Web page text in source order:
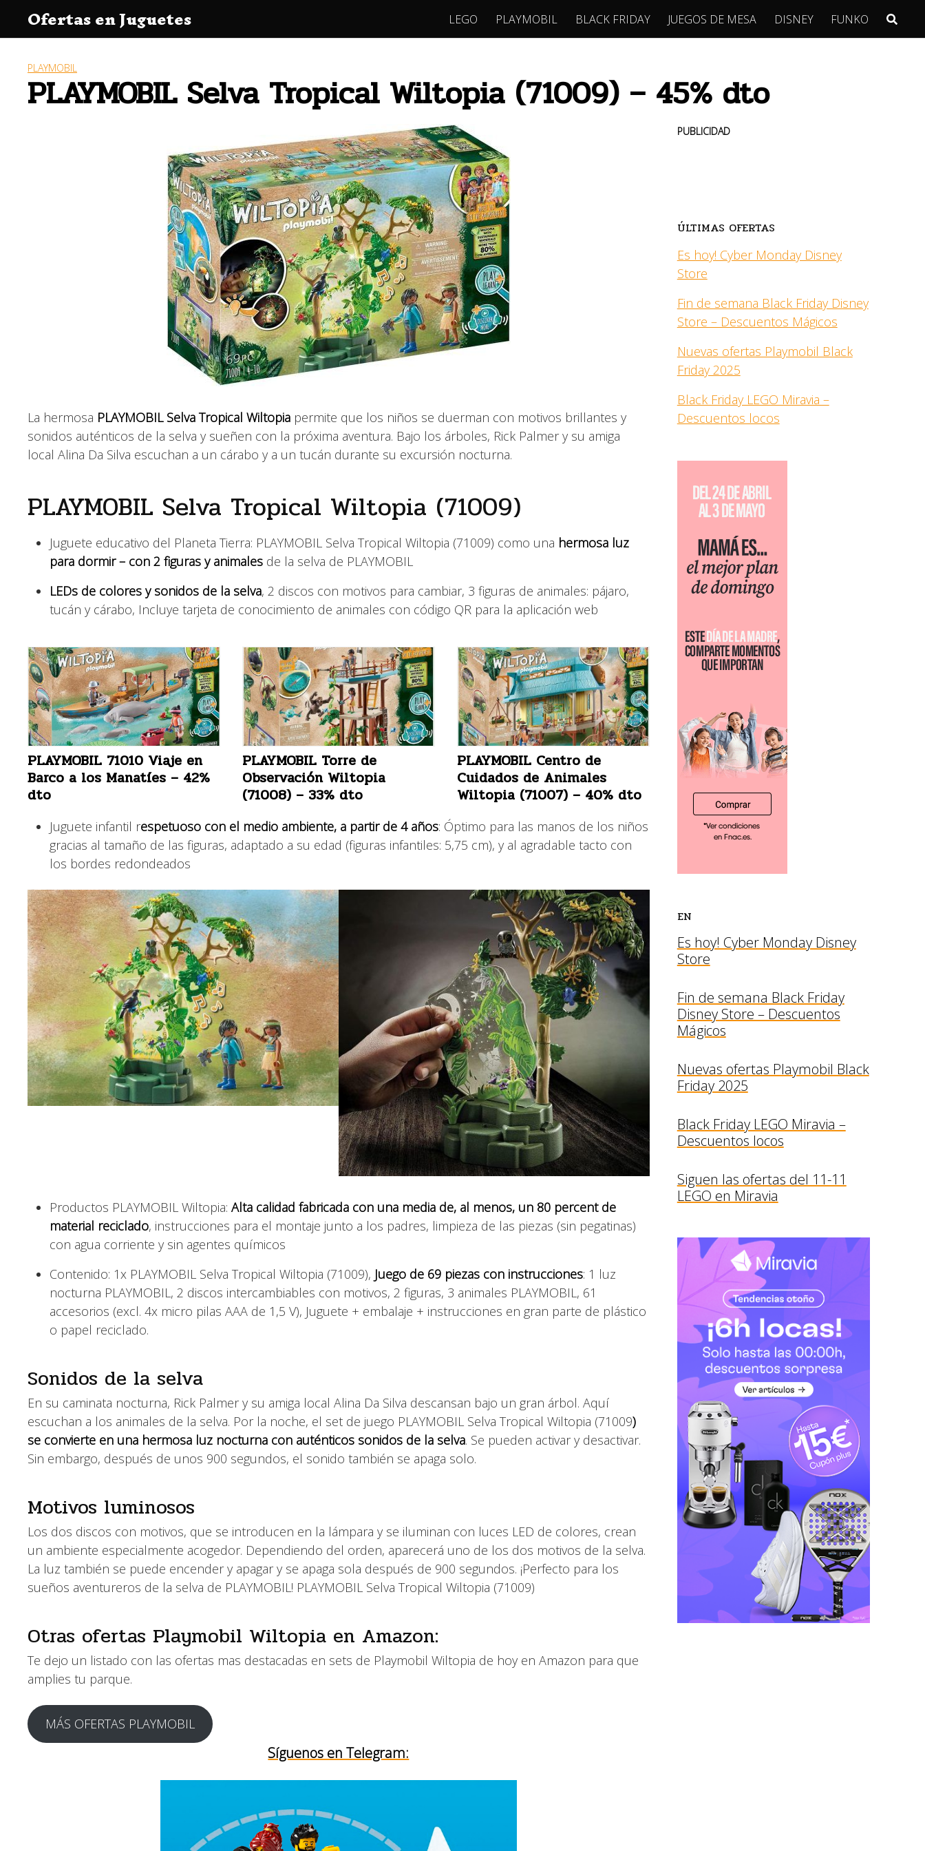
contenido
Ofertas en Juguetes LEGO PLAYMOBIL BLACK FRIDAY JUEGOS DE MESA DISNEY FUNKO
PLAYMOBIL
PLAYMOBIL Selva Tropical Wiltopia (71009) – 45% dto
La hermosa PLAYMOBIL Selva Tropical Wiltopia permite que los niños se duerman con motivos brillantes y
sonidos auténticos de la selva y sueñen con la próxima aventura. Bajo los árboles, Rick Palmer y su amiga
local Alina Da Silva escuchan a un cárabo y a un tucán durante su excursión nocturna.
PLAYMOBIL Selva Tropical Wiltopia (71009)
Juguete educativo del Planeta Tierra: PLAYMOBIL Selva Tropical Wiltopia (71009) como una hermosa luz
para dormir – con 2 figuras y animales de la selva de PLAYMOBIL
LEDs de colores y sonidos de la selva, 2 discos con motivos para cambiar, 3 figuras de animales: pájaro,
tucán y cárabo, Incluye tarjeta de conocimiento de animales con código QR para la aplicación web
PLAYMOBIL 71010 Viaje en
Barco a los Manatíes – 42%
dto
PLAYMOBIL Torre de
Observación Wiltopia
(71008) – 33% dto
PLAYMOBIL Centro de
Cuidados de Animales
Wiltopia (71007) – 40% dto
Juguete infantil respetuoso con el medio ambiente, a partir de 4 años: Óptimo para las manos de los niños
gracias al tamaño de las figuras, adaptado a su edad (figuras infantiles: 5,75 cm), y al agradable tacto con
los bordes redondeados
Productos PLAYMOBIL Wiltopia: Alta calidad fabricada con una media de, al menos, un 80 percent de
material reciclado, instrucciones para el montaje junto a los padres, limpieza de las piezas (sin pegatinas)
con agua corriente y sin agentes químicos
Contenido: 1x PLAYMOBIL Selva Tropical Wiltopia (71009), Juego de 69 piezas con instrucciones: 1 luz
nocturna PLAYMOBIL, 2 discos intercambiables con motivos, 2 figuras, 3 animales PLAYMOBIL, 61
accesorios (excl. 4x micro pilas AAA de 1,5 V), Juguete + embalaje + instrucciones en gran parte de plástico
o papel reciclado.
Sonidos de la selva
En su caminata nocturna, Rick Palmer y su amiga local Alina Da Silva descansan bajo un gran árbol. Aquí
escuchan a los animales de la selva. Por la noche, el set de juego PLAYMOBIL Selva Tropical Wiltopia (71009)
se convierte en una hermosa luz nocturna con auténticos sonidos de la selva. Se pueden activar y desactivar.
Sin embargo, después de unos 900 segundos, el sonido también se apaga solo.
Motivos luminosos
Los dos discos con motivos, que se introducen en la lámpara y se iluminan con luces LED de colores, crean
un ambiente especialmente acogedor. Dependiendo del orden, aparecerá uno de los dos motivos de la selva.
La luz también se puede encender y apagar y se apaga sola después de 900 segundos. ¡Perfecto para los
sueños aventureros de la selva de PLAYMOBIL! PLAYMOBIL Selva Tropical Wiltopia (71009)
Otras ofertas Playmobil Wiltopia en Amazon:
Te dejo un listado con las ofertas mas destacadas en sets de Playmobil Wiltopia de hoy en Amazon para que
amplies tu parque.
MÁS OFERTAS PLAYMOBIL
Síguenos en Telegram:
PUBLICIDAD
ÚLTIMAS OFERTAS
Es hoy! Cyber Monday Disney
Store
Fin de semana Black Friday Disney
Store – Descuentos Mágicos
Nuevas ofertas Playmobil Black
Friday 2025
Black Friday LEGO Miravia –
Descuentos locos
EN
Es hoy! Cyber Monday Disney
Store
Fin de semana Black Friday
Disney Store – Descuentos
Mágicos
Nuevas ofertas Playmobil Black
Friday 2025
Black Friday LEGO Miravia –
Descuentos locos
Siguen las ofertas del 11-11
LEGO en Miravia